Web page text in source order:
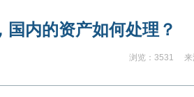
内的资产如何处理？
浏览：3531 来